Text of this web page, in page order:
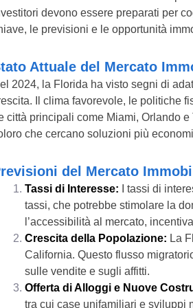
devono essere preparati per
le previsioni e le opportunità
Attuale del Mercato
2024, la Florida ha visto segni di
Il clima favorevole, le politiche
città principali come Miami, Orlando
che cercano soluzioni più
del Mercato
Tassi di Interesse:
I tassi di
tassi, che potrebbe stimolare la
l’accessibilità al mercato,
Crescita della Popolazione: La
California. Questo flusso
sulle vendite e sugli affitti.
Offerta di Alloggi e Nuove
tra cui case unifamiliari e sviluppi